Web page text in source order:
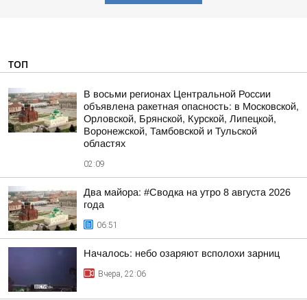
ТОП
В восьми регионах Центральной России
объявлена ракетная опасность: в Московской,
Орловской, Брянской, Курской, Липецкой,
Воронежской, Тамбовской и Тульской
областях
02:09
Два майора: #Сводка на утро 8 августа 2026
года
06:51
Началось: небо озаряют всполохи зарниц
Вчера, 22:06